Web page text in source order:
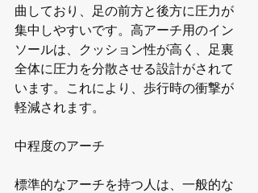
曲しており、足の前方と後方に圧力が
集中しやすいです。高アーチ用のイン
ソールは、クッション性が高く、足裏
全体に圧力を分散させる設計がされて
います。これにより、歩行時の衝撃が
軽減されます。
中程度のアーチ
標準的なアーチを持つ人は、一般的な